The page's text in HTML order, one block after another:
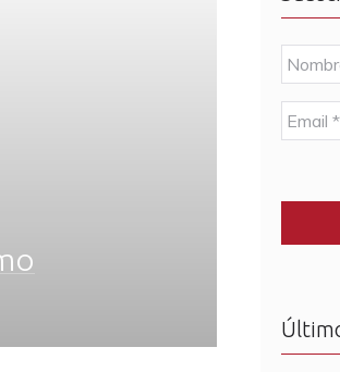
N
o
m
b
r
E
m
l